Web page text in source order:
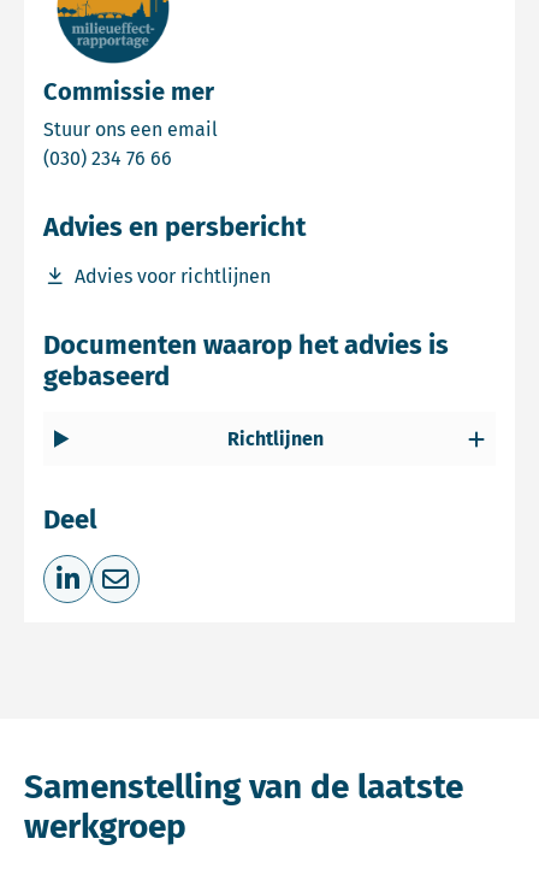
Commissie mer
Stuur ons een email
(030) 234 76 66
Advies en persbericht
Advies voor richtlijnen
Download bestand Advies voor richtlijnen
Documenten waarop het advies is
gebaseerd
Richtlijnen
Deel
Deel op LinkedIn
Deel via e-mail
Samenstelling van de laatste
werkgroep